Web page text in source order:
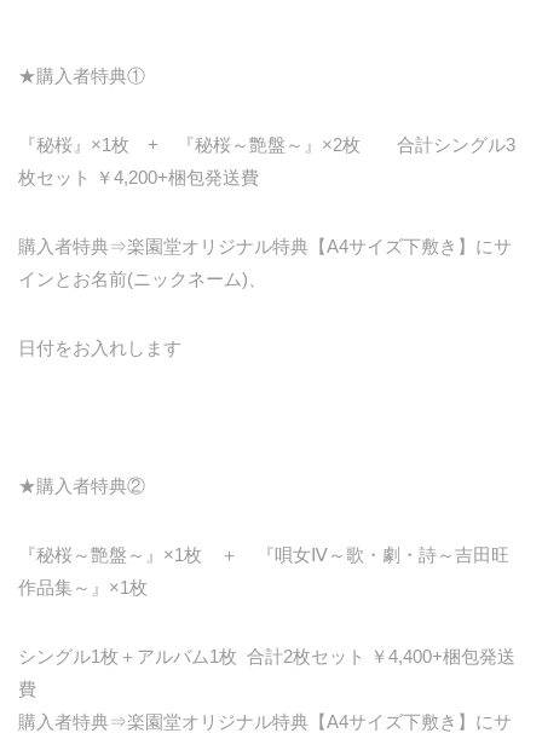
★購入者特典①
『秘桜』×1枚 + 『秘桜～艶盤～』×2枚 合計シングル3
枚セット ￥4,200+梱包発送費
購入者特典⇒楽園堂オリジナル特典【A4サイズ下敷き】にサ
インとお名前(ニックネーム)、
日付をお入れします
★購入者特典②
『秘桜～艶盤～』×1枚 ＋ 『唄女Ⅳ～歌・劇・詩～吉田旺
作品集～』×1枚
シングル1枚＋アルバム1枚 合計2枚セット ￥4,400+梱包発送
費
購入者特典⇒楽園堂オリジナル特典【A4サイズ下敷き】にサ